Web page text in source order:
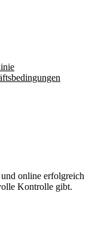
online erfolgreich
Kontrolle gibt.